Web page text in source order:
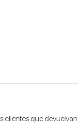
clientes que